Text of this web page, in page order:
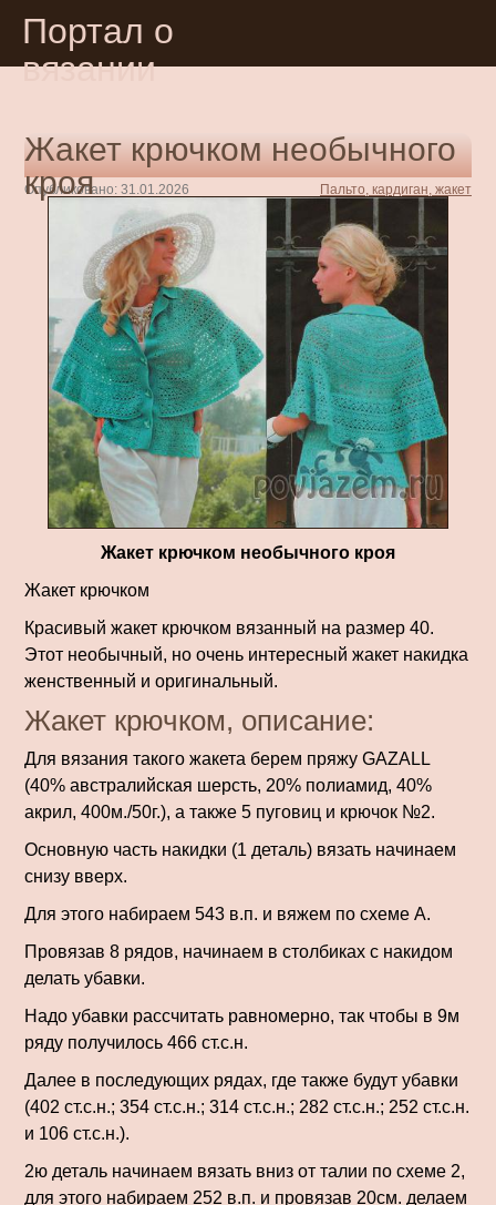
Портал о
вязании
Жакет крючком необычного
кроя
Опубликовано: 31.01.2026 Пальто, кардиган, жакет
Жакет крючком необычного кроя
Жакет крючком
Красивый жакет крючком вязанный на размер 40.
Этот необычный, но очень интересный жакет накидка
женственный и оригинальный.
Жакет крючком, описание:
Для вязания такого жакета берем пряжу GAZALL
(40% австралийская шерсть, 20% полиамид, 40%
акрил, 400м./50г.), а также 5 пуговиц и крючок №2.
Основную часть накидки (1 деталь) вязать начинаем
снизу вверх.
Для этого набираем 543 в.п. и вяжем по схеме А.
Провязав 8 рядов, начинаем в столбиках с накидом
делать убавки.
Надо убавки рассчитать равномерно, так чтобы в 9м
ряду получилось 466 ст.с.н.
Далее в последующих рядах, где также будут убавки
(402 ст.с.н.; 354 ст.с.н.; 314 ст.с.н.; 282 ст.с.н.; 252 ст.с.н.
и 106 ст.с.н.).
2ю деталь начинаем вязать вниз от талии по схеме 2,
для этого набираем 252 в.п. и про­вязав 20см. делаем